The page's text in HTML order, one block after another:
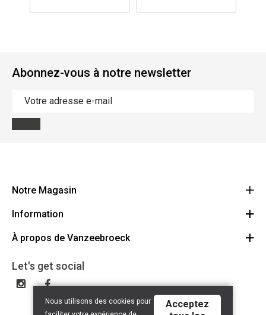
Abonnez-vous à notre newsletter
Notre Magasin
Vanzeebroeck Motors
1600 Sint-Pieters-Leeuw
023316022
Information
Annulation Commande
Conditions générales
Privacy policy
À propos de Vanzeebroeck
Cheque Cadeau
Échange et Retours
Let's get social
Nous utilisons des cookies pour
Acceptez